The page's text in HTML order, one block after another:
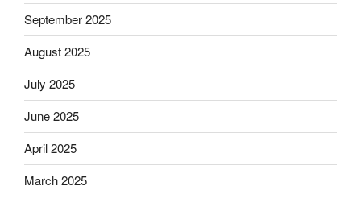
September 2025
August 2025
July 2025
June 2025
April 2025
March 2025